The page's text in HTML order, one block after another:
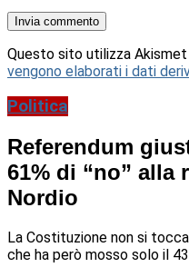
Questo sito utilizza Akismet
vengono elaborati i dati
Politica
Referendum
61% di “no” alla
Nordio
La Costituzione non si
che ha però mosso solo il